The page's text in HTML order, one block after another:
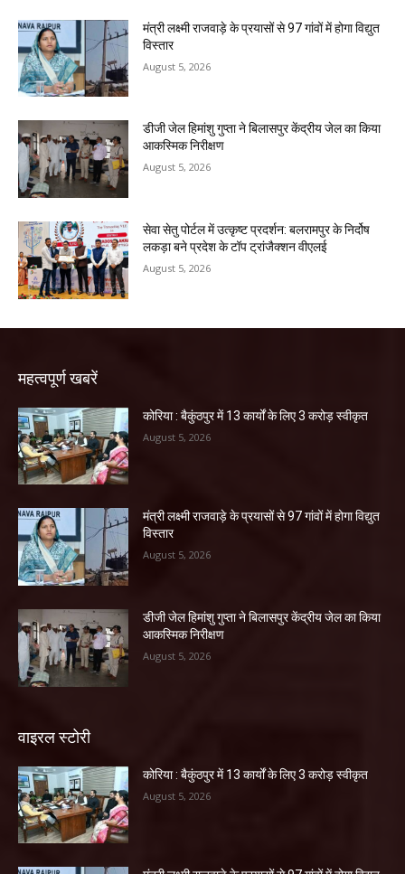
मंत्री लक्ष्मी राजवाड़े के प्रयासों से 97 गांवों में होगा विद्युत
विस्तार
August 5, 2026
डीजी जेल हिमांशु गुप्ता ने बिलासपुर केंद्रीय जेल का किया
आकस्मिक निरीक्षण
August 5, 2026
सेवा सेतु पोर्टल में उत्कृष्ट प्रदर्शन: बलरामपुर के निर्दोष
लकड़ा बने प्रदेश के टॉप ट्रांजैक्शन वीएलई
August 5, 2026
महत्वपूर्ण खबरें
कोरिया : बैकुंठपुर में 13 कार्यों के लिए 3 करोड़ स्वीकृत
August 5, 2026
मंत्री लक्ष्मी राजवाड़े के प्रयासों से 97 गांवों में होगा विद्युत
विस्तार
August 5, 2026
डीजी जेल हिमांशु गुप्ता ने बिलासपुर केंद्रीय जेल का किया
आकस्मिक निरीक्षण
August 5, 2026
वाइरल स्टोरी
कोरिया : बैकुंठपुर में 13 कार्यों के लिए 3 करोड़ स्वीकृत
August 5, 2026